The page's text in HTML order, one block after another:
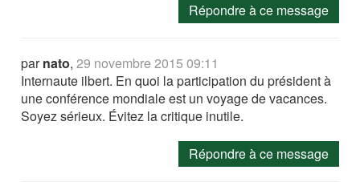
Répondre à ce message
parnato,29 novembre 2015 09:11
Internaute ilbert. En quoi la participation du président à
une conférence mondiale est un voyage de vacances.
Soyez sérieux. Évitez la critique inutile.
Répondre à ce message